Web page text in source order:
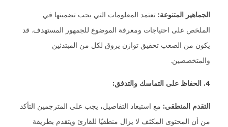
الجماهير المتنوعة: تعتمد المعلومات التي يجب تضمينها في
الملخص على احتياجات ومعرفة الموضوع للجمهور المستهدف. قد
يكون من الصعب تحقيق توازن يروق لكل من المبتدئين
والمتخصصين.
4. الحفاظ على التماسك والتدفق:
التقدم المنطقي: مع استبعاد التفاصيل، يجب على المترجمين التأكد
من أن المحتوى المكثف لا يزال منطقيًا للقارئ ويتقدم بطريقة